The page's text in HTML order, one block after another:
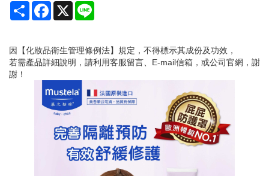
Share Facebook
X
因【化妝品衛生管理條例法】規定，不得標示其成份及功效，
若需產品詳細說明，請利用客服留言、E-mail信箱，或公司官網，謝
謝！